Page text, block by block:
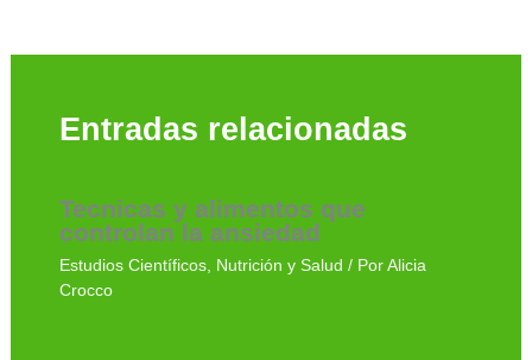
Entradas relacionadas
Tecnicas y alimentos que
controlan la ansiedad
Estudios Científicos, Nutrición y Salud / Por Alicia
Crocco